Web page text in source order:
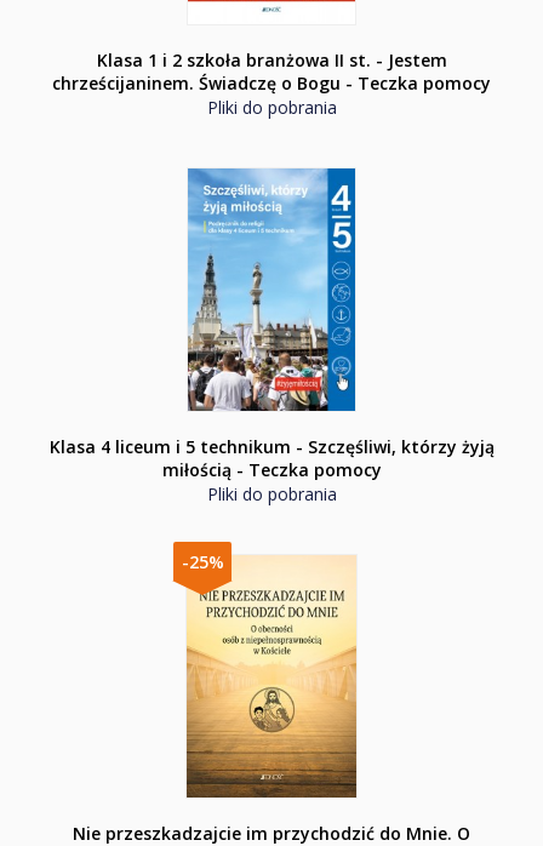
Klasa 1 i 2 szkoła branżowa II st. - Jestem
chrześcijaninem. Świadczę o Bogu - Teczka pomocy
Pliki do pobrania
Klasa 4 liceum i 5 technikum - Szczęśliwi, którzy żyją
miłością - Teczka pomocy
Pliki do pobrania
-25%
Nie przeszkadzajcie im przychodzić do Mnie. O